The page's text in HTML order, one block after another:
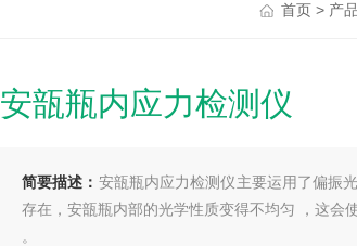
首页 > 产
安瓿瓶内应力检测仪
简要描述： 安瓿瓶内应力检测仪主要运用了偏振
存在，安瓿瓶内部的光学性质变得不均匀 ，这会
。